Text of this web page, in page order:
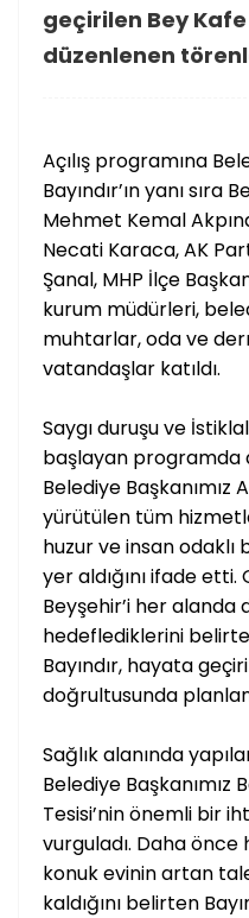
geçirilen Bey
düzenlenen
Açılış programına
Bayındır’ın yanı sıra
Mehmet Kemal
Necati Karaca, AK
Şanal, MHP İlçe
kurum müdürleri,
muhtarlar, oda ve
vatandaşlar katıldı.
Saygı duruşu ve
başlayan programda
Belediye Başkanımız
yürütülen tüm
huzur ve insan odaklı
yer aldığını ifade
Beyşehir’i her alanda
hedeflediklerini
Bayındır, hayata
doğrultusunda
Sağlık alanında
Belediye Başkanımız
Tesisi’nin önemli bir
vurguladı. Daha
konuk evinin artan
kaldığını belirten